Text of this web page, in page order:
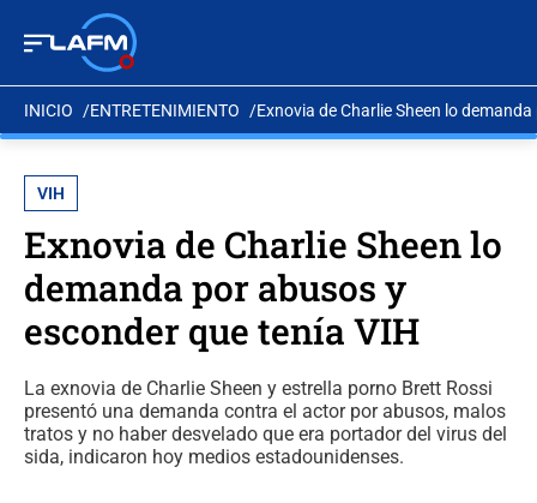
INICIO ENTRETENIMIENTO Exnovia de Charlie Sheen lo
VIH
Exnovia de Charlie Sheen lo
demanda por abusos y
esconder que tenía VIH
La exnovia de Charlie Sheen y estrella porno Brett Rossi
presentó una demanda contra el actor por abusos, malos
tratos y no haber desvelado que era portador del virus del
sida, indicaron hoy medios estadounidenses.